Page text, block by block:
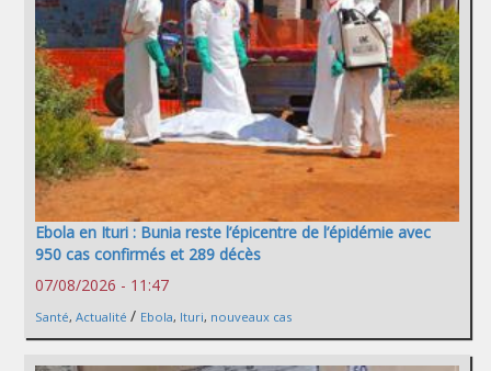
Ebola en Ituri : Bunia reste l’épicentre de l’épidémie avec
950 cas confirmés et 289 décès
07/08/2026 - 11:47
Santé, Actualité / Ebola, Ituri, nouveaux cas